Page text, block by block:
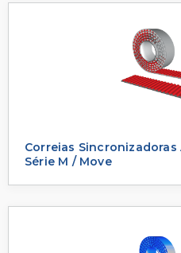
Correias Sincronizadoras
Série M / Move